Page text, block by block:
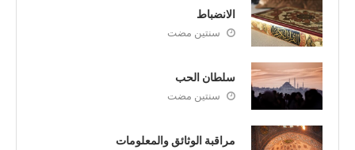
الانضباط
سنتين مضت
سلطان الحب
سنتين مضت
مراقبة الوثائق والمعلومات